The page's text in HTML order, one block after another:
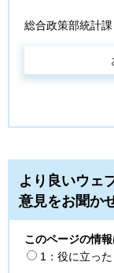
総合政策部統計課
より良いウェ
意見をお聞か
このページの情
1：役に立った